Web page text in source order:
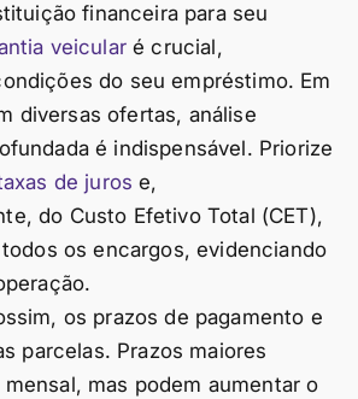
financeira para seu
veicularé crucial,
do seu empréstimo. Em
diversas ofertas, análise
é indispensável. Priorize
de juros e,
do Custo Efetivo Total (CET),
os encargos, evidenciando
os prazos de pagamento e
parcelas. Prazos maiores
mas podem aumentar o